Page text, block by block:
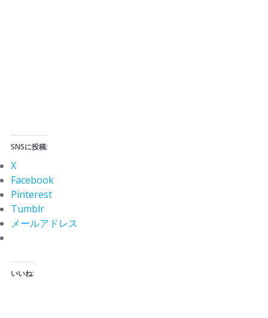
SNSに投稿:
X
Facebook
Pinterest
Tumblr
メールアドレス
いいね: